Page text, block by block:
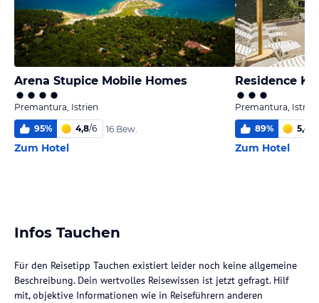
Arena Stupice Mobile Homes
Premantura, Istrien
95% 4,8/6 16 Bew.
Zum Hotel
Residence
Premantura, Istrien
89% 5,4
Zum Hotel
Infos Tauchen
Für den Reisetipp Tauchen existiert leider noch keine allgemeine
Beschreibung. Dein wertvolles Reisewissen ist jetzt gefragt. Hilf
mit, objektive Informationen wie in Reiseführern anderen